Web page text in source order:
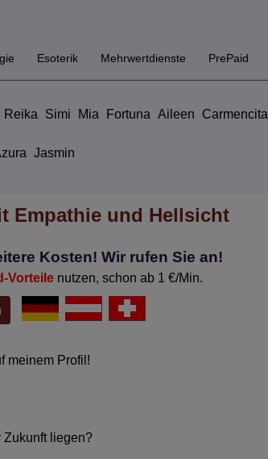
Esoterik Mehrwertdienste PrePaid
Reika Simi Mia Fortuna Aileen Carmencita
Jasmin
Empathie und Hellsicht
Kosten! Wir rufen Sie an!
Vorteile nutzen, schon ab 1 €/Min.
meinem Profil!
Zukunft liegen?